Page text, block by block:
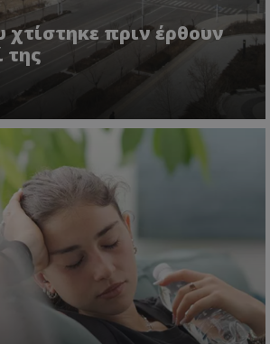
πριν έρθουν
της